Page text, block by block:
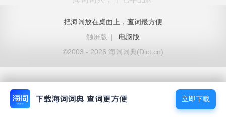
把海词放在桌面上，查词最方便
触屏版
|
电脑版
©2003 - 2026 海词词典(Dict.cn)
立即下载
立即下载